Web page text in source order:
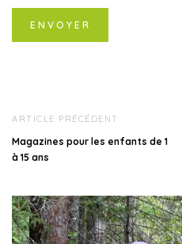
ARTICLE PRÉCÉDENT
Magazines pour les enfants de 1
à 15 ans